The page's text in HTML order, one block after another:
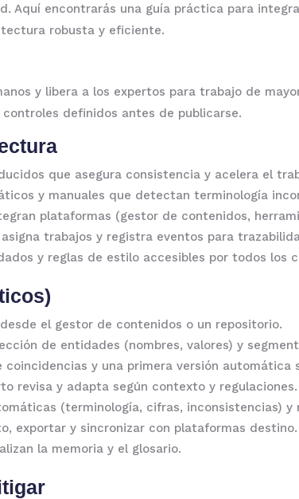
Aquí encontrarás una guía práctica para
robusta y eficiente.
y libera a los expertos para trabajo de
definidos antes de publicarse.
que asegura consistencia y acelera el
y manuales que detectan terminología
plataformas (gestor de contenidos,
trabajos y registra eventos para
y reglas de estilo accesibles por todos los
el gestor de contenidos o un repositorio.
de entidades (nombres, valores) y
coincidencias y una primera versión automática
revisa y adapta según contexto y regulaciones.
(terminología, cifras, inconsistencias) y
exportar y sincronizar con plataformas destino.
la memoria y el glosario.